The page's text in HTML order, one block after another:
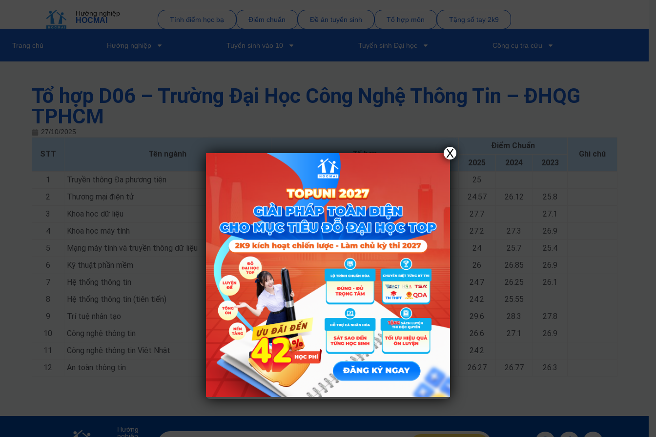
Hướng nghiệp
HOCMAI Tính điểm học bạ Điểm chuẩn Đề án tuyển sinh Tổ hợp môn Tặng sổ tay 2k9
Trang chủ Hướng nghiệp Tuyển sinh vào 10 Tuyển sinh Đại học Công cụ tra cứu
Tổ hợp D06 – Trường Đại Học Công Nghệ Thông Tin – ĐHQG
TPHCM
27/10/2025
STT Tên ngành Tổ hợp
Điểm Chuẩn
Ghi chú
2025
2024
2023
1
Truyền thông Đa phương tiện A01; D01; X26; D09; D10; D07
25
2
Thương mại điện tử A00; A01; D01; X26; X06; D07 24.57 26.12
25.8
3
Khoa học dữ liệu A00; A01; D01; X26; X06; D07; A02 27.7
27.1
4
Khoa học máy tính A00; A01; D01; X26; X06; D07 27.2 27.3
26.9
5
Mạng máy tính và truyền thông dữ liệu A00; A01; D01; X26; X06; D07; X14 24 25.7
25.4
6
Kỹ thuật phần mềm A00; A01; D01; X26; X06; D07 26 26.85
26.9
7
Hệ thống thông tin A00; A01; D01; X26; X06; D07; D08 24.7 26.25
26.1
8
Hệ thống thông tin (tiên tiến) A01; D01; X26; D07; D08 24.2
25.55
9
Trí tuệ nhân tạo A00; A01; D01; X26; X06; D07 29.6 28.3
27.8
10
Công nghệ thông tin A00; A01; D01; X26; X06; D07 26.6 27.1
26.9
11
Công nghệ thông tin Việt Nhật A00; A01; D01; X26; X06; D07; D06
24.2
12
An toàn thông tin A00; A01; D01; X26; X06; D07 26.27 26.77 26.3
Hướng
X